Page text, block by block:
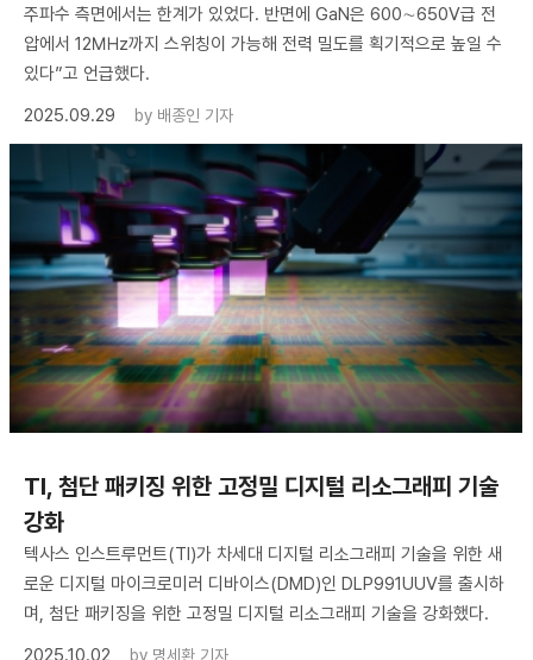
주파수 측면에서는 한계가 있었다. 반면에 GaN은 600∼650V급 전
압에서 12㎒까지 스위칭이 가능해 전력 밀도를 획기적으로 높일 수
있다”고 언급했다.
2025.09.29
by 배종인 기자
TI, 첨단 패키징 위한 고정밀 디지털 리소그래피 기술
강화
텍사스 인스트루먼트(TI)가 차세대 디지털 리소그래피 기술을 위한 새
로운 디지털 마이크로미러 디바이스(DMD)인 DLP991UUV를 출시하
며, 첨단 패키징을 위한 고정밀 디지털 리소그래피 기술을 강화했다.
2025.10.02
by 명세환 기자